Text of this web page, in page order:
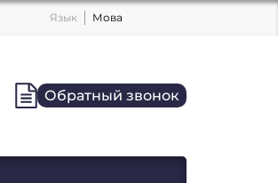
Язык Мова
Обратный звонок